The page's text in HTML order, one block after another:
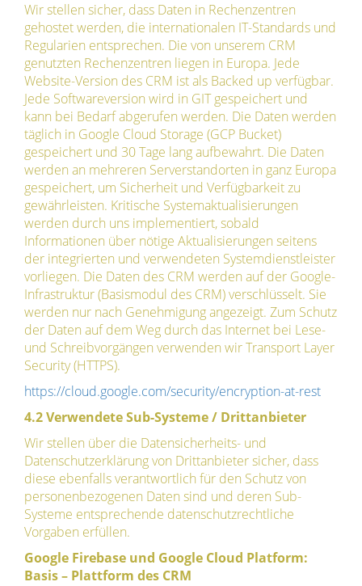
Wir stellen sicher, dass Daten in Rechenzentren
gehostet werden, die internationalen IT-Standards und
Regularien entsprechen. Die von unserem CRM
genutzten Rechenzentren liegen in Europa. Jede
Website-Version des CRM ist als Backed up verfügbar.
Jede Softwareversion wird in GIT gespeichert und
kann bei Bedarf abgerufen werden. Die Daten werden
täglich in Google Cloud Storage (GCP Bucket)
gespeichert und 30 Tage lang aufbewahrt. Die Daten
werden an mehreren Serverstandorten in ganz Europa
gespeichert, um Sicherheit und Verfügbarkeit zu
gewährleisten. Kritische Systemaktualisierungen
werden durch uns implementiert, sobald
Informationen über nötige Aktualisierungen seitens
der integrierten und verwendeten Systemdienstleister
vorliegen. Die Daten des CRM werden auf der Google-
Infrastruktur (Basismodul des CRM) verschlüsselt. Sie
werden nur nach Genehmigung angezeigt. Zum Schutz
der Daten auf dem Weg durch das Internet bei Lese-
und Schreibvorgängen verwenden wir Transport Layer
Security (HTTPS).
https://cloud.google.com/security/encryption-at-rest
4.2 Verwendete Sub-Systeme / Drittanbieter
Wir stellen über die Datensicherheits- und
Datenschutzerklärung von Drittanbieter sicher, dass
diese ebenfalls verantwortlich für den Schutz von
personenbezogenen Daten sind und deren Sub-
Systeme entsprechende datenschutzrechtliche
Vorgaben erfüllen.
Google Firebase und Google Cloud Platform:
Basis – Plattform des CRM